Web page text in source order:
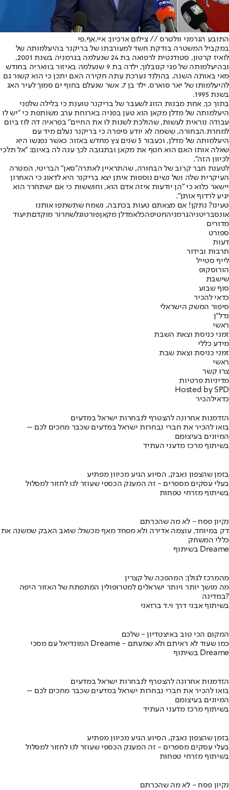
התובע הגרמני וולטרס // צילום ארכיון: איי.אף.פי
במקביל המשטרה בודקת חשד למעורבתו של בריקנר בהיעלמותה של
לואיז קרטון, סטודנטית לרפואה בת 24 שנעלמה בגרמניה בשנת 2001,
ובהיעלמותה של פגי קנובלוך, ילדה בת 9 שנעלמה באיזור בוואריה בחודש
מאי באותה השנה. בהולנד נערכת עתה חקירה האם יתכן כי הוא קשור גם
להיעלמותו של יאר סוארס, ילד בן 7, אשר שנעלם בחוף ים סמוך לעיר האג
בשנת 1995.
בתוך כך, אחת מבנות הזוג לשעבר של בריקנר טוענת כי בלילה שלפני
היעלמותה של מדלן מקאן הוא טען בפניה בארוחת ערב משותפת כי "יש לו
עבודה נוראית לעשות, שהולכת לשנות לו את החיים" בפראיה דה לוז ביום
למחרת.הבחורה, ששמה לא יודע סיפרה כי בריקנר נעלם מיד עם
היעלמותה של מדלן, וכעבור 3 שנים צץ מחדש באזור. כאשר נפגשו היא
שאלה אותו האם הוא חטף את מקאן ובתגובה לכך ענה לה באיום: "אל תלכי
לכיוון הזה".
לטענת חבר קרוב של הבחורה, שהתראיין לאתרה"סאן" הבריטי, המטרה
העיקרית שלה ושל נשים נוספות איתן יצא בריקנר היא לדאוג כי האחרון
יישאר כלוא כי "הן יודעות איזה אדם הוא, וחוששות כי אם ישתחרר הוא
יגיע לרדוף אותן".
טעינו? נתקן! אם מצאתם טעות בכתבה, נשמח שתשתפו אותנו
אונסבריטניהגרמניהחטיפהכלאמדלן מקאןפורטוגלשחרור מוקדםתיעוד
מדורים
ספורט
דעות
תרבות ובידור
לייף סטייל
הורוסקופ
שישבת
סוף שבוע
כדאי להכיר
סיפור המשק הישראלי
נדל"ן
ראשי
זמני כניסת וצאת השבת
מידע כללי
זמני כניסת וצאת שבת
ראשי
צרו קשר
מדיניות פרטיות
Hosted by SPD
כדאילהכיר
הזדמנות אחרונה להצטרף לנבחרות ישראל במדעים
בואו להכיר את חברי נבחרות ישראל במדעים שכבר מחכים לכם –
המיונים בעיצומם
בשיתוף מרכז מדעני העתיד
בזמן שהצפון נאבק, הסיוע הגיע מכיוון מפתיע
בעלי עסקים מספרים - זה המענק הכספי שעוזר לנו לחזור למסלול
בשיתוף מזרחי טפחות
נקיון פסח - לא מה שהכרתם
דק במיוחד, עוצמה אדירה ולא מפחד מאף מכשול: שואב האבק שמשנה את
כללי המשחק
בשיתוף Dreame
מהמרכז לגולן: המהפכה של קצרין
מה מושך יותר ויותר ישראלים למטרופולין המתפתח של האזור היפה
במדינה?
בשיתוף אבני דרך וי.ד ברזאני
המקום הכי טוב באיצטדיון - שלכם
המונדיאל עם מסכי Dreame - כמו שעוד לא ראיתם ולא שמעתם
בשיתוף Dreame
הזדמנות אחרונה להצטרף לנבחרות ישראל במדעים
בואו להכיר את חברי נבחרות ישראל במדעים שכבר מחכים לכם –
המיונים בעיצומם
בשיתוף מרכז מדעני העתיד
בזמן שהצפון נאבק, הסיוע הגיע מכיוון מפתיע
בעלי עסקים מספרים - זה המענק הכספי שעוזר לנו לחזור למסלול
בשיתוף מזרחי טפחות
נקיון פסח - לא מה שהכרתם